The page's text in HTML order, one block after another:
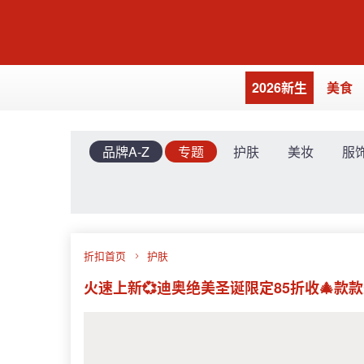
2026新生 美食
品牌A-Z 专题 护肤 美妆 服
折扣首页 护肤
火速上新💞迪奥绝美圣诞限定85折收🎄款